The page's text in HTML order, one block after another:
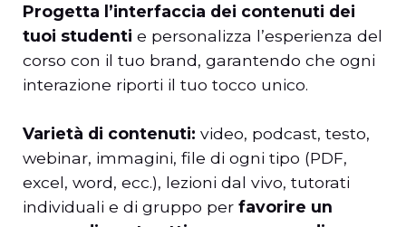
Progetta l’interfaccia dei contenuti dei
tuoi studenti e personalizza l’esperienza del
corso con il tuo brand, garantendo che ogni
interazione riporti il tuo tocco unico.
Varietà di contenuti: video, podcast, testo,
webinar, immagini, file di ogni tipo (PDF,
excel, word, ecc.), lezioni dal vivo, tutorati
individuali e di gruppo per favorire un